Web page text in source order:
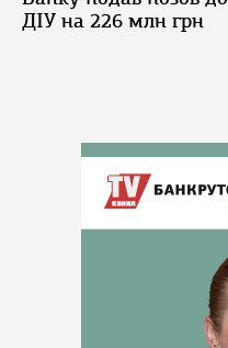
ДІУ на 226 млн грн